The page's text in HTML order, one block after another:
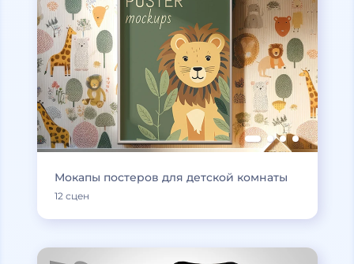
Мокапы постеров для детской комнаты
12 сцен